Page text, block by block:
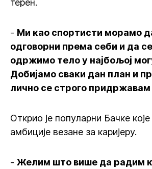
терен.
- Ми као спортисти морамо
одговорни према себи и да
одржимо тело у најбољој
Добијамо сваки дан план и
лично се строго придржавам
Открио је популарни Бачке
амбиције везане за каријеру.
- Желим што више да радим